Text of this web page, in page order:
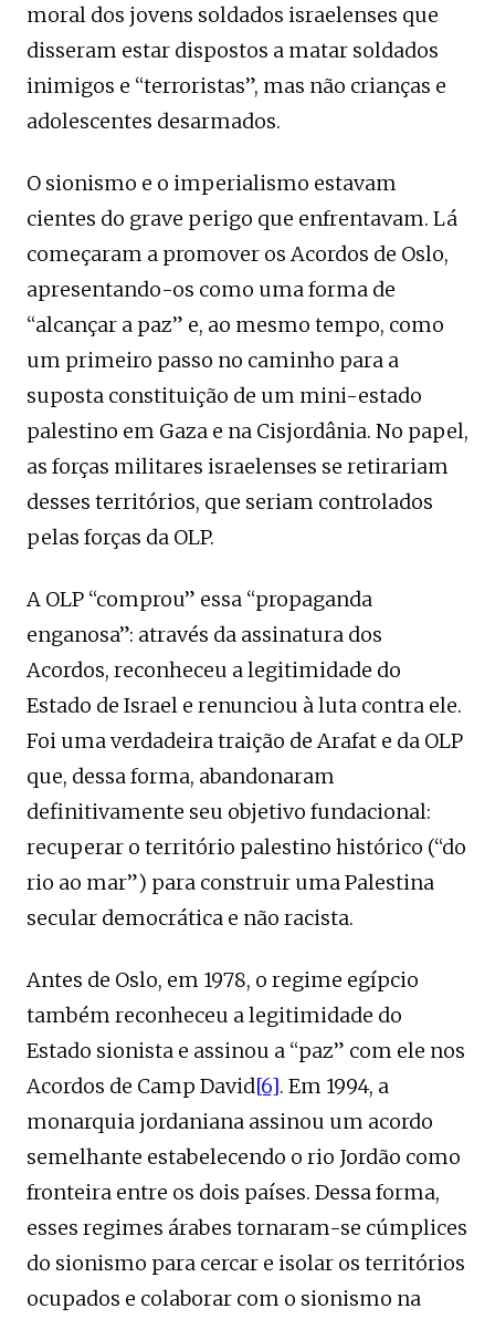
moral dos jovens soldados israelenses que
disseram estar dispostos a matar soldados
inimigos e “terroristas”, mas não crianças e
adolescentes desarmados.
O sionismo e o imperialismo estavam
cientes do grave perigo que enfrentavam. Lá
começaram a promover os Acordos de Oslo,
apresentando-os como uma forma de
“alcançar a paz” e, ao mesmo tempo, como
um primeiro passo no caminho para a
suposta constituição de um mini-estado
palestino em Gaza e na Cisjordânia. No papel,
as forças militares israelenses se retirariam
desses territórios, que seriam controlados
pelas forças da OLP.
A OLP “comprou” essa “propaganda
enganosa”: através da assinatura dos
Acordos, reconheceu a legitimidade do
Estado de Israel e renunciou à luta contra ele.
Foi uma verdadeira traição de Arafat e da OLP
que, dessa forma, abandonaram
definitivamente seu objetivo fundacional:
recuperar o território palestino histórico (“do
rio ao mar”) para construir uma Palestina
secular democrática e não racista.
Antes de Oslo, em 1978, o regime egípcio
também reconheceu a legitimidade do
Estado sionista e assinou a “paz” com ele nos
Acordos de Camp David[6]. Em 1994, a
monarquia jordaniana assinou um acordo
semelhante estabelecendo o rio Jordão como
fronteira entre os dois países. Dessa forma,
esses regimes árabes tornaram-se cúmplices
do sionismo para cercar e isolar os territórios
ocupados e colaborar com o sionismo na